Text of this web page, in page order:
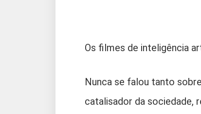
Os filmes de inteligência
Nunca se falou tanto
catalisador da sociedade,